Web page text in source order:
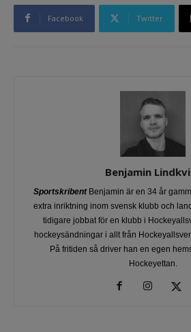
Facebook Twitter
Benjamin
SportskribentBenjamin är en 34 år
extra inriktning inom svensk klubb och
tidigare jobbat för en klubb i
hockeysändningar i allt från
På fritiden så driver han en egen
Hockeyettan.